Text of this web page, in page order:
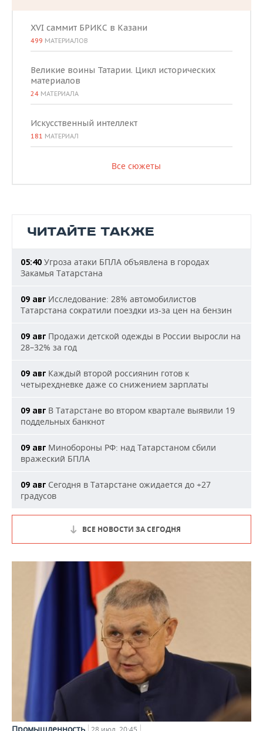
XVI саммит БРИКС в Казани
499 МАТЕРИАЛОВ
Великие воины Татарии. Цикл исторических
материалов
24 МАТЕРИАЛА
Искусственный интеллект
181 МАТЕРИАЛ
Все сюжеты
ЧИТАЙТЕ ТАКЖЕ
05:40 Угроза атаки БПЛА объявлена в городах
Закамья Татарстана
09 авг Исследование: 28% автомобилистов
Татарстана сократили поездки из-за цен на бензин
09 авг Продажи детской одежды в России выросли на
28–32% за год
09 авг Каждый второй россиянин готов к
четырехдневке даже со снижением зарплаты
09 авг В Татарстане во втором квартале выявили 19
поддельных банкнот
09 авг Минобороны РФ: над Татарстаном сбили
вражеский БПЛА
09 авг Сегодня в Татарстане ожидается до +27
градусов
ВСЕ НОВОСТИ ЗА СЕГОДНЯ
Промышленность